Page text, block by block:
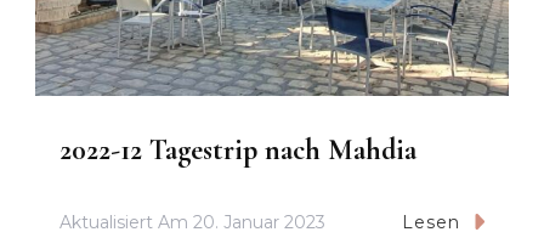
2022-12 Tagestrip nach Mahdia
Aktualisiert Am 20. Januar 2023 Lesen